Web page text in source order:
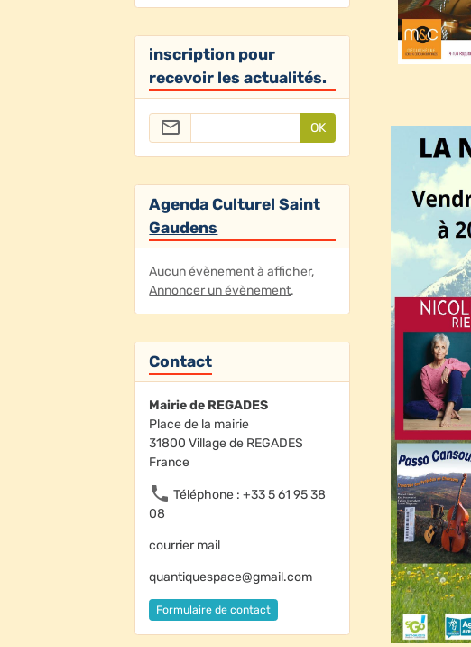
inscription pour
recevoir les actualités.
OK
Agenda Culturel Saint
Gaudens
Aucun évènement à afficher,
Annoncer un évènement.
Contact
Mairie de REGADES
Place de la mairie
31800 Village de REGADES
France
Téléphone : +33 5 61 95 38
08
courrier mail
quantiquespace@gmail.com
Formulaire de contact